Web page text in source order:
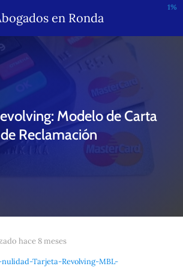
1%
en Ronda
Modelo de Carta
de Reclamación
hace 8 meses
Tarjeta-Revolving-MBL-